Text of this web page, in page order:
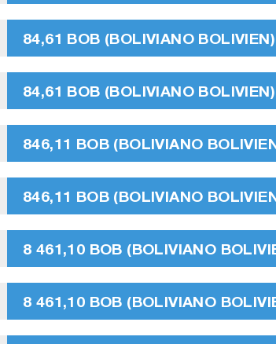
84,61 BOB (BOLIVIANO BOLIVIEN)
84,61 BOB (BOLIVIANO BOLIVIEN)
846,11 BOB (BOLIVIANO
846,11 BOB (BOLIVIANO
8 461,10 BOB (BOLIVIANO
8 461,10 BOB (BOLIVIANO